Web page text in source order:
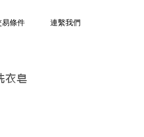
易條件 連繫我們
衣皂